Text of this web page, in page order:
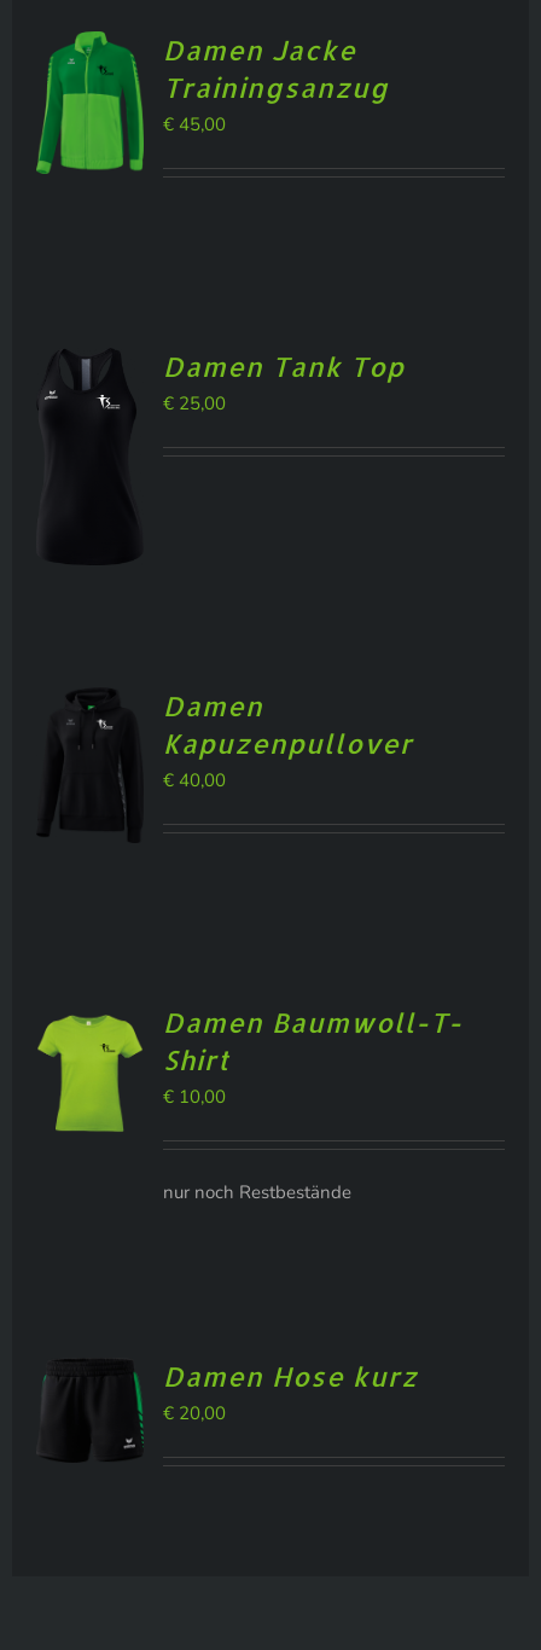
Damen Jacke
Trainingsanzug
€45,00
Damen Tank Top
€25,00
Damen
Kapuzenpullover
€40,00
Damen Baumwoll-T-
Shirt
€10,00
nur noch Restbestände
Damen Hose kurz
€20,00